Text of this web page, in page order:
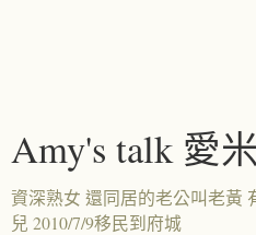
Amy's talk 愛
資深熟女 還同居的老公叫老黃
兒 2010/7/9移民到府城